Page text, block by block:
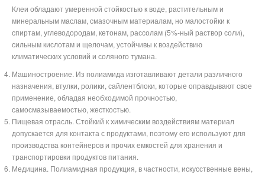
Клеи обладают умеренной стойкостью к воде, растительным и
минеральным маслам, смазочным материалам, но малостойки к
спиртам, углеводородам, кетонам, рассолам (5%-ный раствор соли),
сильным кислотам и щелочам, устойчивы к воздействию
климатических условий и соляного тумана.
Машиностроение. Из полиамида изготавливают детали различного
назначения, втулки, ролики, сайлентблоки, которые оправдывают свое
применение, обладая необходимой прочностью,
самосмазываемостью, жесткостью.
Пищевая отрасль. Стойкий к химическим воздействиям материал
допускается для контакта с продуктами, поэтому его используют для
производства контейнеров и прочих емкостей для хранения и
транспортировки продуктов питания.
Медицина. Полиамидная продукция, в частности, искусственные вены,